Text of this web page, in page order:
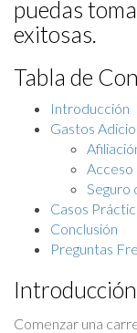
puedas
exitosas.
Tabla de
Introducción
Gastos
Acceso
Seguro
Casos
Conclusión
Preguntas
Introducción
Comenzar una